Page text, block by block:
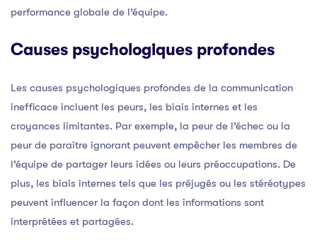
performance globale de l’équipe.
Causes psychologiques profondes
Les causes psychologiques profondes de la communication
inefficace incluent les peurs, les biais internes et les
croyances limitantes. Par exemple, la peur de l’échec ou la
peur de paraître ignorant peuvent empêcher les membres de
l’équipe de partager leurs idées ou leurs préoccupations. De
plus, les biais internes tels que les préjugés ou les stéréotypes
peuvent influencer la façon dont les informations sont
interprétées et partagées.